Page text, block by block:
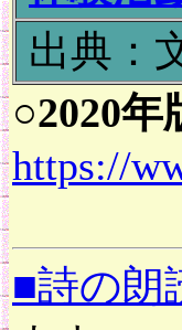
出典：
○2020
https://
■詩の朗